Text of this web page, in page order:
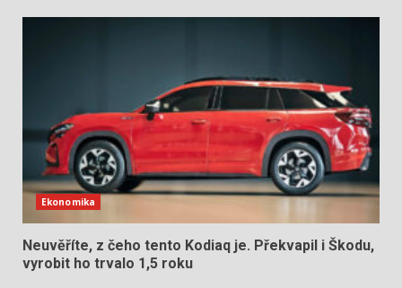
Ekonomika
Neuvěříte, z čeho tento Kodiaq je. Překvapil i Škodu,
vyrobit ho trvalo 1,5 roku